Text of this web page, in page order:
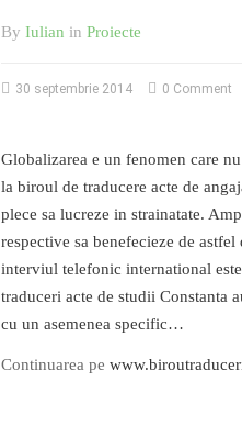
By Iulian in Proiecte
30 septembrie 2014 0 Comment
Globalizarea e un fenomen care
la biroul de traducere acte de
plece sa lucreze in strainatate.
respective sa benefecieze de
interviul telefonic international
traduceri acte de studii Constanta
cu un asemenea specific…
Continuarea pe